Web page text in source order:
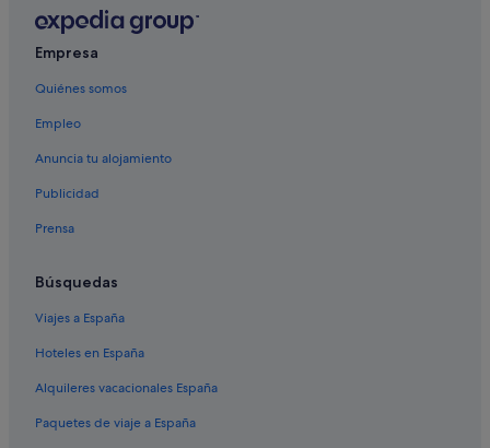
Empresa
Quiénes somos
Empleo
Anuncia tu alojamiento
Publicidad
Prensa
Búsquedas
Viajes a España
Hoteles en España
Alquileres vacacionales España
Paquetes de viaje a España